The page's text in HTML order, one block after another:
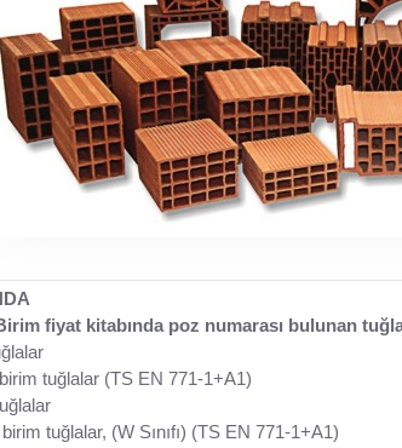
fiyat kitabında poz numarası bulunan
tuğlalar (TS EN 771-1+A1)
tuğlalar, (W Sınıfı) (TS EN 771-1+A1)